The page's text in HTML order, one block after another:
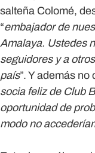
salteña Colomé,
“embajador de
Amalaya. Ustedes
seguidores y a
país”. Y además no
socia feliz de Club
oportunidad de
modo no